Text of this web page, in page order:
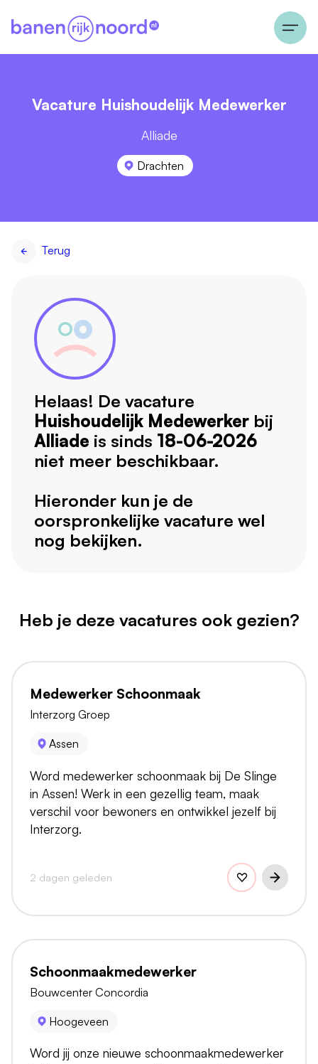
Vacature Huishoudelijk Medewerker
Alliade
Drachten
Terug
Helaas! De vacature
Huishoudelijk Medewerker bij
Alliade is sinds 18-06-2026
niet meer beschikbaar.
Hieronder kun je de
oorspronkelijke vacature wel
nog bekijken.
Heb je deze vacatures ook gezien?
Medewerker Schoonmaak
Interzorg Groep
Assen
Word medewerker schoonmaak bij De Slinge
in Assen! Werk in een gezellig team, maak
verschil voor bewoners en ontwikkel jezelf bij
Interzorg.
2 dagen geleden
Schoonmaakmedewerker
Bouwcenter Concordia
Hoogeveen
Word jij onze nieuwe schoonmaakmedewerker